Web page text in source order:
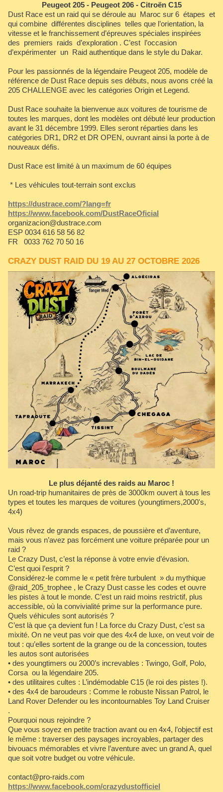
Peugeot 205 - Peugeot 206 - Citroën C15
Dust Race est un raid qui se déroule au Maroc sur 6 étapes et
qui combine différentes disciplines telles que l’orientation, la
vitesse et le franchissement d’épreuves spéciales inspirées
des premiers raids d’exploration . C’est l’occasion
d’expérimenter un Raid authentique dans le style du Dakar.
Pour les passionnés de la légendaire Peugeot 205, modèle de
référence de Dust Race depuis ses débuts, nous avons créé la
205 CHALLENGE avec les catégories Origin et Legend.
Dust Race souhaite la bienvenue aux voitures de tourisme de
toutes les marques, dont les modèles ont débuté leur production
avant le 31 décembre 1999. Elles seront réparties dans les
catégories DR1, DR2 et DR OPEN, ouvrant ainsi la porte à de
nouveaux défis.
Dust Race est limité à un maximum de 60 équipes
* Les véhicules tout-terrain sont exclus
https://dustrace.com/?lang=fr
https://www.facebook.com/DustRaceOficial
organizacion@dustrace.com
ESP 0034 616 58 56 82
FR 0033 762 70 50 16
CRAZY DUST RAID DU 19 AU 27 OCTOBRE 2026
Le plus déjanté des raids au Maroc !
Un road-trip humanitaires de près de 3000km ouvert à tous les
types et toutes les marques de voitures (youngtimers,2000's,
4x4)
Vous rêvez de grands espaces, de poussière et d’aventure,
mais vous n’avez pas forcément une voiture préparée pour un
raid ?
Le Crazy Dust, c’est la réponse à votre envie d’évasion.
C’est quoi l’esprit ?
Considérez-le comme le « petit frère turbulent » du mythique
@raid_205_trophee , le Crazy Dust casse les codes et ouvre
les pistes à tout le monde. C’est un raid moins restrictif, plus
accessible, où la convivialité prime sur la performance pure.
Quels véhicules sont autorisés ?
C’est là que ça devient fun ! La force du Crazy Dust, c’est sa
mixité. On ne veut pas voir que des 4x4 de luxe, on veut voir de
tout : qu’elles sortent de la grange ou de la concession, toutes
les autos sont autorisées
• des youngtimers ou 2000’s increvables : Twingo, Golf, Polo,
Corsa ou la légendaire 205.
• des utilitaires cultes : L’indémodable C15 (le roi des pistes !).
• des 4x4 de baroudeurs : Comme le robuste Nissan Patrol, le
Land Rover Defender ou les incontournables Toy Land Cruiser
.
Pourquoi nous rejoindre ?
Que vous soyez en petite traction avant ou en 4x4, l’objectif est
le même : traverser des paysages incroyables, partager des
bivouacs mémorables et vivre l’aventure avec un grand A, quel
que soit votre budget ou votre véhicule.
contact@pro-raids.com
https://www.facebook.com/crazydustofficiel